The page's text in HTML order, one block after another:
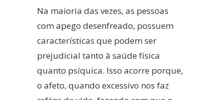
Na maioria das vezes, as pessoas
com apego desenfreado, possuem
características que podem ser
prejudicial tanto à saúde física
quanto psíquica. Isso acorre porque,
o afeto, quando excessivo nos faz